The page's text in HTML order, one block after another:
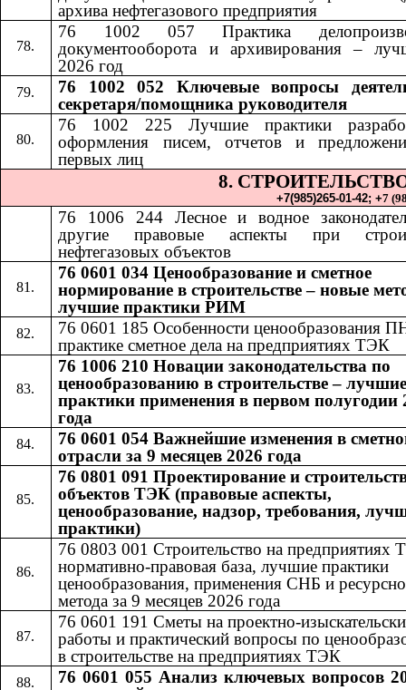
архива нефтегазового предприятия
76 1002 057 Практика
документооборота и архивирования –
2026 год
76 1002 052​​ Ключевые вопросы
секретаря/помощника руководителя
76 1002 225 Лучшие практики
оформления писем, отчетов и
первых лиц
8.
+7(985)265-01-42;​​+7
76 1006 244​​ Лесное и водное
другие правовые аспекты при
нефтегазовых объектов
76 0601 034 Ценообразование и сметное
нормирование в строительстве – новые
лучшие практики РИМ
76 0601 185 ​​Особенности ценообразования
практике сметное дела на предприятиях ТЭК
76 1006 210 Новации законодательства по
ценообразованию в строительстве –
практики применения в первом полугодии
года
76 0601 054 Важнейшие изменения в
отрасли за 9 месяцев 2026 года
76 0801 091 Проектирование и
объектов ТЭК (правовые аспекты,
ценообразование, надзор, требования,
практики)
76 0803 001 Строительство на предприятиях
нормативно-правовая база, лучшие практики
ценообразования, применения СНБ и
метода за 9 месяцев 2026 года
76 0601​​ 191​​Сметы на проектно-
работы и практический вопросы по
в строительстве на предприятиях ТЭК
76 0601 055 Анализ ключевых вопросов